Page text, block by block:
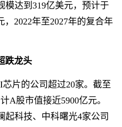
模达到319亿美元，预计于
，2022年至2027年的复合年
跌龙头
片的公司超过20家。截至
A股市值接近5900亿元。
起科技、中科曙光4家公司